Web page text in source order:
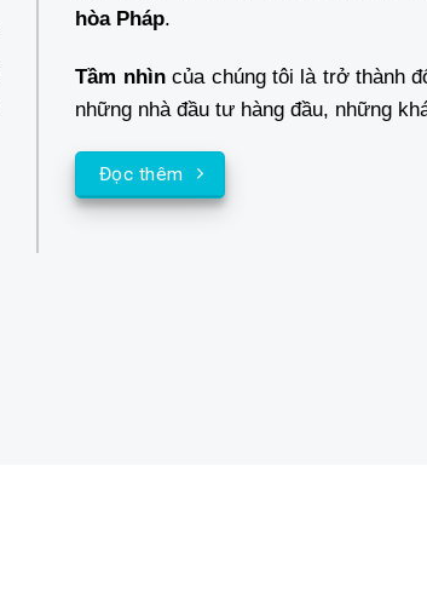
hòa Pháp.
Tầm nhìncủa chúng tôi là trở thành
những nhà đầu tư hàng đầu, những
Đọc thêm